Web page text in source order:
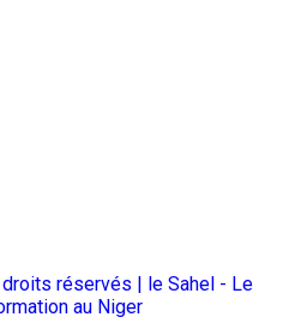
réservés | le Sahel - Le
au Niger